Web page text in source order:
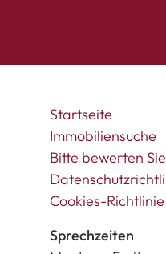
Startseite
Immobiliensuche
Bitte bewerten
Cookies-Richtlinie
Sprechzeiten